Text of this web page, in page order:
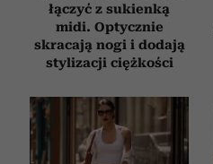
łączyć z sukienką
midi. Optycznie
skracają nogi i dodają
stylizacji ciężkości